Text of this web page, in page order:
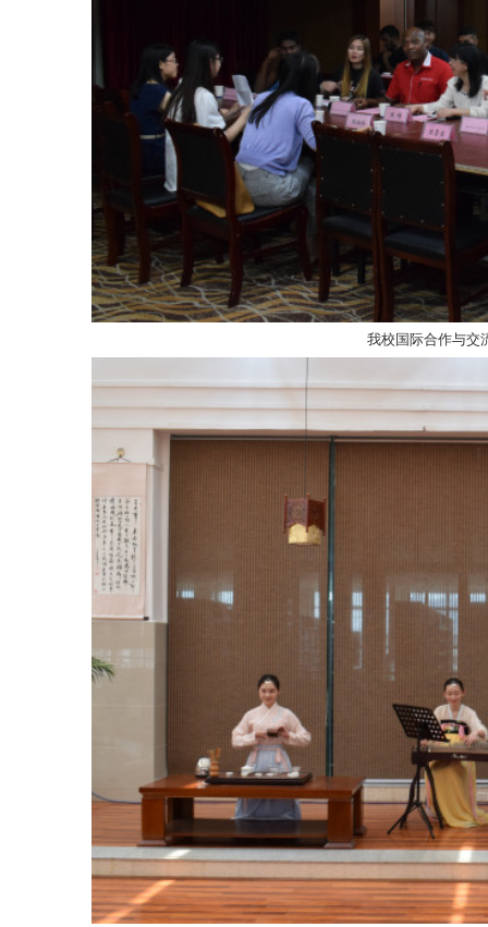
我校国际合作与交